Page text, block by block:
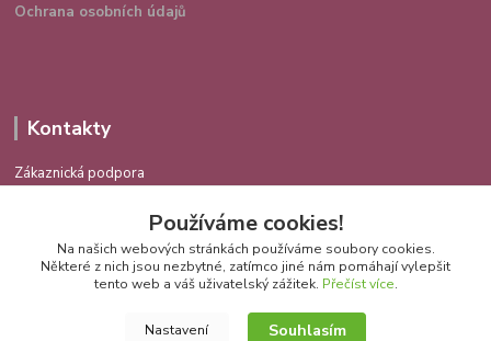
Ochrana osobních údajů
Kontakty
Zákaznická podpora
info@spokojenakocka.cz
Používáme cookies!
Na našich webových stránkách používáme soubory cookies.
Některé z nich jsou nezbytné, zatímco jiné nám pomáhají vylepšit
tento web a váš uživatelský zážitek. Přečíst více.
Nastavení Souhlasím